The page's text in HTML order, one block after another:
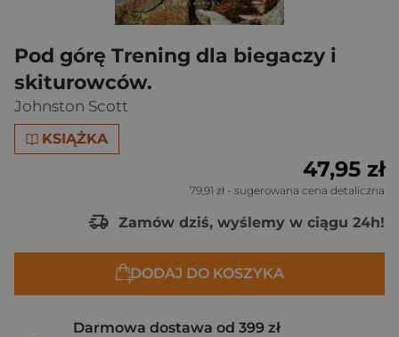
Pod górę Trening dla biegaczy i
skiturowców.
Johnston Scott
KSIĄŻKA
47,95 zł
79,91 zł - sugerowana cena detaliczna
Zamów dziś, wyślemy w ciągu 24h!
DODAJ DO KOSZYKA
Darmowa dostawa od 399 zł